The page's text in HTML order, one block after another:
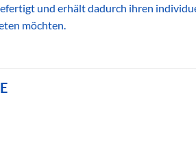
und erhält dadurch ihren
möchten.